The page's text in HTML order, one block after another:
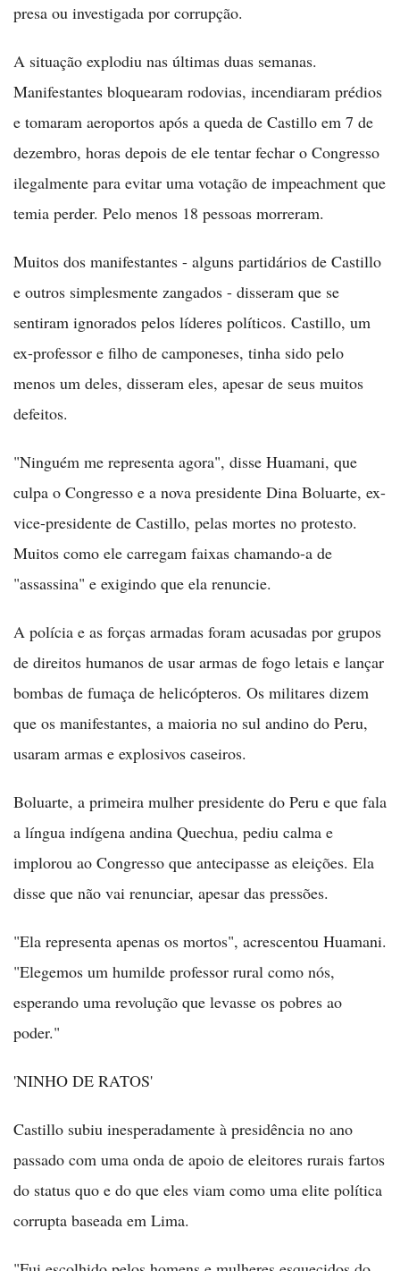
presa ou investigada por corrupção.
A situação explodiu nas últimas duas semanas.
Manifestantes bloquearam rodovias, incendiaram prédios
e tomaram aeroportos após a queda de Castillo em 7 de
dezembro, horas depois de ele tentar fechar o Congresso
ilegalmente para evitar uma votação de impeachment que
temia perder. Pelo menos 18 pessoas morreram.
Muitos dos manifestantes - alguns partidários de Castillo
e outros simplesmente zangados - disseram que se
sentiram ignorados pelos líderes políticos. Castillo, um
ex-professor e filho de camponeses, tinha sido pelo
menos um deles, disseram eles, apesar de seus muitos
defeitos.
"Ninguém me representa agora", disse Huamani, que
culpa o Congresso e a nova presidente Dina Boluarte, ex-
vice-presidente de Castillo, pelas mortes no protesto.
Muitos como ele carregam faixas chamando-a de
"assassina" e exigindo que ela renuncie.
A polícia e as forças armadas foram acusadas por grupos
de direitos humanos de usar armas de fogo letais e lançar
bombas de fumaça de helicópteros. Os militares dizem
que os manifestantes, a maioria no sul andino do Peru,
usaram armas e explosivos caseiros.
Boluarte, a primeira mulher presidente do Peru e que fala
a língua indígena andina Quechua, pediu calma e
implorou ao Congresso que antecipasse as eleições. Ela
disse que não vai renunciar, apesar das pressões.
"Ela representa apenas os mortos", acrescentou Huamani.
"Elegemos um humilde professor rural como nós,
esperando uma revolução que levasse os pobres ao
poder."
'NINHO DE RATOS'
Castillo subiu inesperadamente à presidência no ano
passado com uma onda de apoio de eleitores rurais fartos
do status quo e do que eles viam como uma elite política
corrupta baseada em Lima.